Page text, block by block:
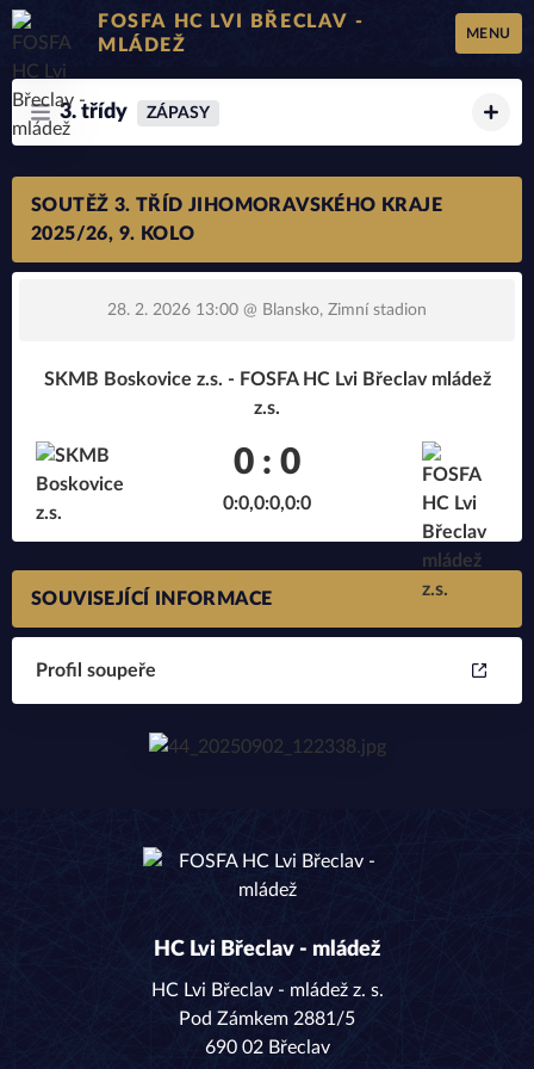
FOSFA HC LVI BŘECLAV -
MLÁDEŽ
MENU
3. třídy ZÁPASY
SOUTĚŽ 3. TŘÍD JIHOMORAVSKÉHO KRAJE
2025/26, 9. KOLO
28. 2. 2026 13:00 @ Blansko, Zimní stadion
SKMB Boskovice z.s. - FOSFA HC Lvi Břeclav mládež
z.s.
0 : 0
0:0,0:0,0:0
SOUVISEJÍCÍ INFORMACE
Profil soupeře
HC Lvi Břeclav - mládež
HC Lvi Břeclav - mládež z. s.
Pod Zámkem 2881/5
690 02 Břeclav